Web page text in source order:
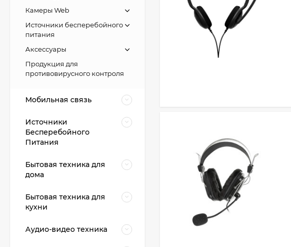
Камеры Web
Источники бесперебойного
питания
Аксессуары
Продукция для
противовирусного контроля
Мобильная связь
Источники
Бесперебойного
Питания
Бытовая техника для
дома
Бытовая техника для
кухни
Аудио-видео техника